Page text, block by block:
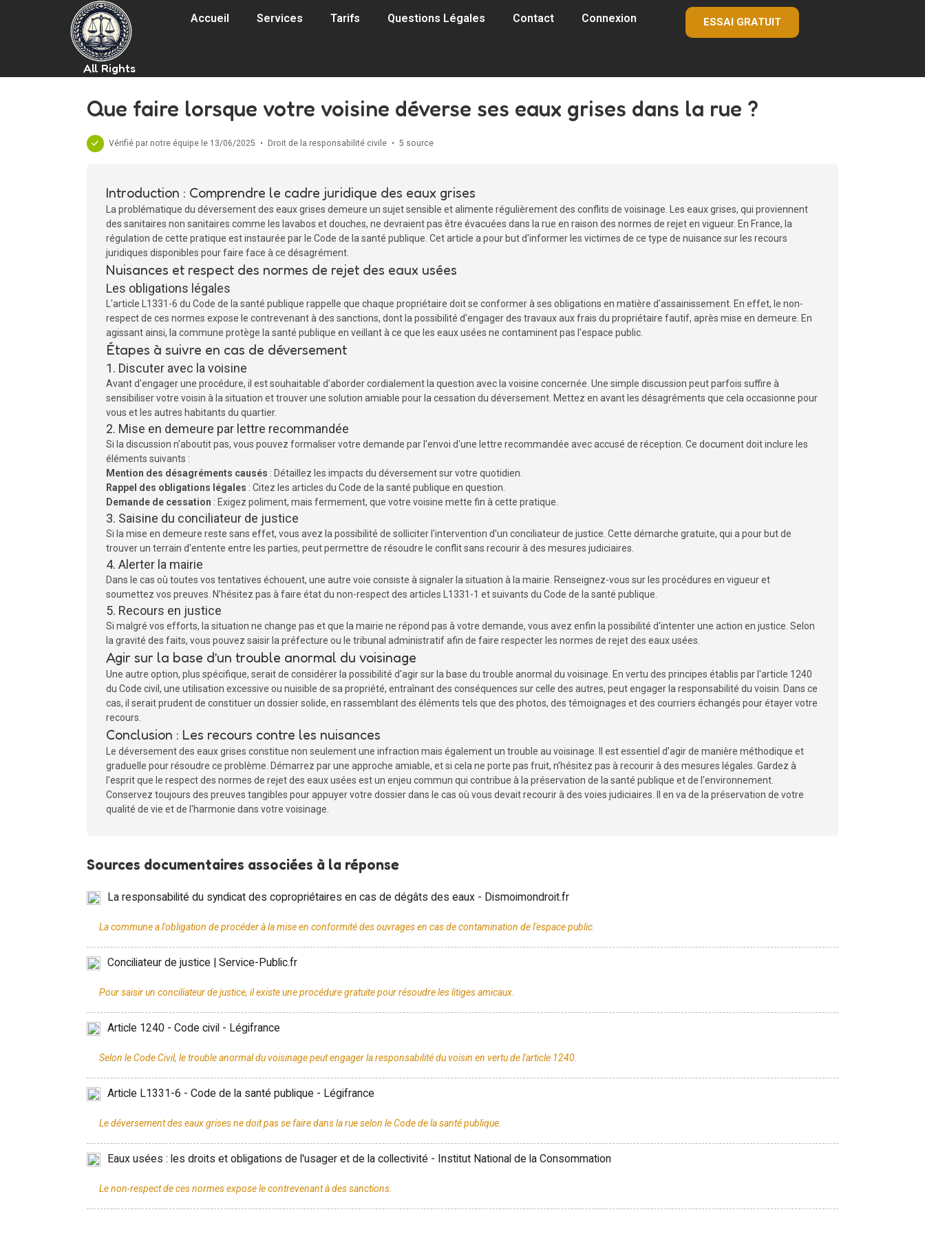
All Rights
Accueil Services Tarifs Questions Légales Contact Connexion ESSAI GRATUIT
Que faire lorsque votre voisine déverse ses eaux grises dans la rue ?
Vérifié par notre équipe le 13/06/2025 • Droit de la responsabilité civile • 5 source
Introduction : Comprendre le cadre juridique des eaux grises
La problématique du déversement des eaux grises demeure un sujet sensible et alimente régulièrement des conflits de voisinage. Les eaux grises, qui proviennent
des sanitaires non sanitaires comme les lavabos et douches, ne devraient pas être évacuées dans la rue en raison des normes de rejet en vigueur. En France, la
régulation de cette pratique est instaurée par le Code de la santé publique. Cet article a pour but d'informer les victimes de ce type de nuisance sur les recours
juridiques disponibles pour faire face à ce désagrément.
Nuisances et respect des normes de rejet des eaux usées
Les obligations légales
L'article L1331-6 du Code de la santé publique rappelle que chaque propriétaire doit se conformer à ses obligations en matière d'assainissement. En effet, le non-
respect de ces normes expose le contrevenant à des sanctions, dont la possibilité d'engager des travaux aux frais du propriétaire fautif, après mise en demeure. En
agissant ainsi, la commune protège la santé publique en veillant à ce que les eaux usées ne contaminent pas l'espace public.
Étapes à suivre en cas de déversement
1. Discuter avec la voisine
Avant d'engager une procédure, il est souhaitable d'aborder cordialement la question avec la voisine concernée. Une simple discussion peut parfois suffire à
sensibiliser votre voisin à la situation et trouver une solution amiable pour la cessation du déversement. Mettez en avant les désagréments que cela occasionne pour
vous et les autres habitants du quartier.
2. Mise en demeure par lettre recommandée
Si la discussion n'aboutit pas, vous pouvez formaliser votre demande par l'envoi d'une lettre recommandée avec accusé de réception. Ce document doit inclure les
éléments suivants :
Mention des désagréments causés : Détaillez les impacts du déversement sur votre quotidien.
Rappel des obligations légales : Citez les articles du Code de la santé publique en question.
Demande de cessation : Exigez poliment, mais fermement, que votre voisine mette fin à cette pratique.
3. Saisine du conciliateur de justice
Si la mise en demeure reste sans effet, vous avez la possibilité de solliciter l'intervention d'un conciliateur de justice. Cette démarche gratuite, qui a pour but de
trouver un terrain d'entente entre les parties, peut permettre de résoudre le conflit sans recourir à des mesures judiciaires.
4. Alerter la mairie
Dans le cas où toutes vos tentatives échouent, une autre voie consiste à signaler la situation à la mairie. Renseignez-vous sur les procédures en vigueur et
soumettez vos preuves. N’hésitez pas à faire état du non-respect des articles L1331-1 et suivants du Code de la santé publique.
5. Recours en justice
Si malgré vos efforts, la situation ne change pas et que la mairie ne répond pas à votre demande, vous avez enfin la possibilité d'intenter une action en justice. Selon
la gravité des faits, vous pouvez saisir la préfecture ou le tribunal administratif afin de faire respecter les normes de rejet des eaux usées.
Agir sur la base d’un trouble anormal du voisinage
Une autre option, plus spécifique, serait de considérer la possibilité d'agir sur la base du trouble anormal du voisinage. En vertu des principes établis par l'article 1240
du Code civil, une utilisation excessive ou nuisible de sa propriété, entraînant des conséquences sur celle des autres, peut engager la responsabilité du voisin. Dans ce
cas, il serait prudent de constituer un dossier solide, en rassemblant des éléments tels que des photos, des témoignages et des courriers échangés pour étayer votre
recours.
Conclusion : Les recours contre les nuisances
Le déversement des eaux grises constitue non seulement une infraction mais également un trouble au voisinage. Il est essentiel d’agir de manière méthodique et
graduelle pour résoudre ce problème. Démarrez par une approche amiable, et si cela ne porte pas fruit, n’hésitez pas à recourir à des mesures légales. Gardez à
l'esprit que le respect des normes de rejet des eaux usées est un enjeu commun qui contribue à la préservation de la santé publique et de l'environnement.
Conservez toujours des preuves tangibles pour appuyer votre dossier dans le cas où vous devait recourir à des voies judiciaires. Il en va de la préservation de votre
qualité de vie et de l'harmonie dans votre voisinage.
Sources documentaires associées à la réponse
La responsabilité du syndicat des copropriétaires en cas de dégâts des eaux - Dismoimondroit.fr
Conciliateur de justice | Service-Public.fr
Article 1240 - Code civil - Légifrance
Article L1331-6 - Code de la santé publique - Légifrance
Eaux usées : les droits et obligations de l'usager et de la collectivité - Institut National de la Consommation